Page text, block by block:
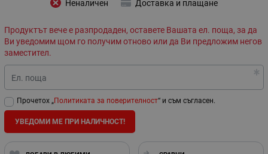
Неналичен Доставка и плащане
Продуктът вече е разпродаден, оставете Вашата ел. поща, за да
Ви уведомим щом го получим отново или да Ви предложим негов
заместител.
Ел. поща
Прочетох „Политиката за поверителност“ и съм съгласен.
УВЕДОМИ МЕ ПРИ НАЛИЧНОСТ!